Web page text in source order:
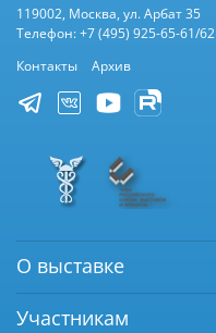
119002, Москва, ул. Арбат 35
Телефон: +7 (495) 925-65-61/62
Контакты
Архив
О выставке
Участникам